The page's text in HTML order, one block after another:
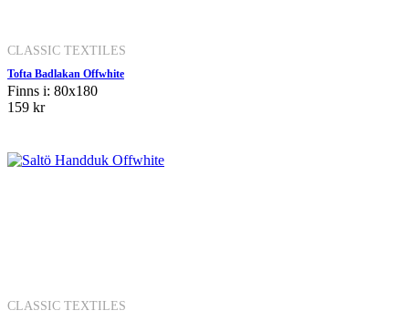
CLASSIC TEXTILES
Tofta Badlakan Offwhite
Finns i: 80x180
159 kr
CLASSIC TEXTILES